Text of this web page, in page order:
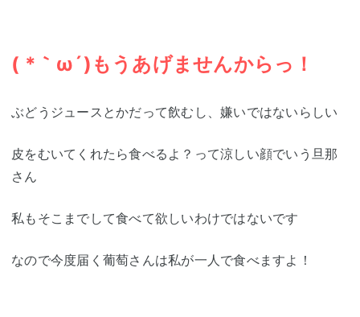
( *｀ω´)もうあげませんからっ！
ぶどうジュースとかだって飲むし、嫌いではないらしい
皮をむいてくれたら食べるよ？って涼しい顔でいう旦那
さん
私もそこまでして食べて欲しいわけではないです
なので今度届く葡萄さんは私が一人で食べますよ！